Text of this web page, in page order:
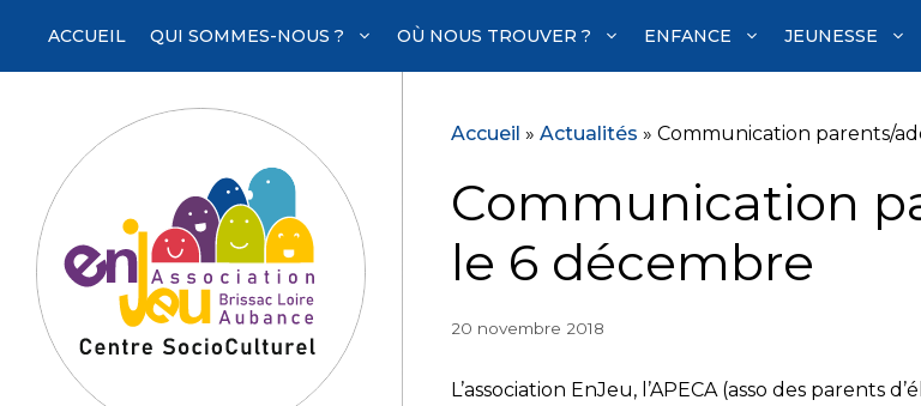
contenu
ACCUEIL QUI SOMMES-NOUS ? OÙ NOUS TROUVER ? ENFANCE JEUNESSE
Accueil » Actualités » Communication parents/
Communication
le 6 décembre
20 novembre 2018
L’association EnJeu, l’APECA (asso des parents